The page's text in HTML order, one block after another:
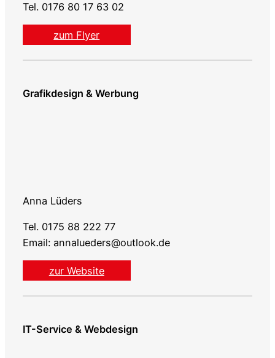
Tel. 0176 80 17 63 02
zum Flyer
Grafikdesign & Werbung
Anna Lüders
Tel. 0175 88 222 77
Email: annalueders@outlook.de
zur Website
IT-Service & Webdesign